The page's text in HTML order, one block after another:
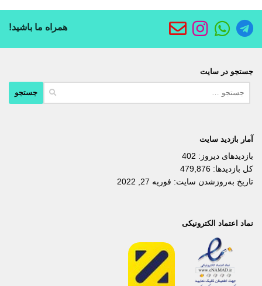
همراه ما باشید!
جستجو در سایت
آمار بازدید سایت
بازدیدهای دیروز: 402
کل بازدیدها: 479,876
تاریخ به‌روزشدن سایت: فوریه 27, 2022
نماد اعتماد الکترونیکی